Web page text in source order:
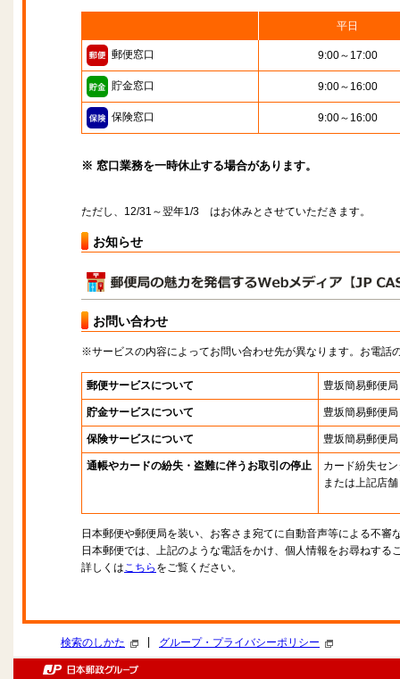
平日
郵便窓口 9:00～17:00
貯金窓口 9:00～16:00
保険窓口 9:00～16:00
※ 窓口業務を一時休止する場合があります。
ただし、12/31～翌年1/3 はお休みとさせていただきます。
お知らせ
お問い合わせ
※サービスの内容によってお問い合わせ先が異なります。お電話
郵便サービスについて 豊坂簡易郵便局
貯金サービスについて 豊坂簡易郵便局
保険サービスについて 豊坂簡易郵便局
通帳やカードの紛失・盗難に伴うお取引の停止
カード紛失セ
または上記店舗
日本郵便や郵便局を装い、お客さま宛てに自動音声等による不審
日本郵便では、上記のような電話をかけ、個人情報をお尋ねする
詳しくはこちら をご覧ください。
検索のしかた グループ・プライバシーポリシー